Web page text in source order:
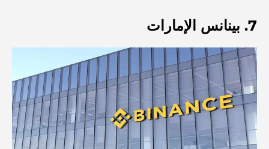
حضانة أطفال في دبي هيلز: دليل للآباء
أفضل المقاهي في وسط مدينة دبي: دليل شامل لعشاق القهوة
أغلى سيارات مرسيدس التي تم تصنيعها على الإطلاق
7. بينانس الإمارات